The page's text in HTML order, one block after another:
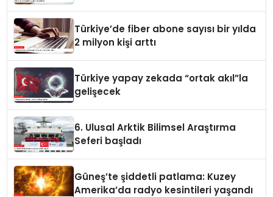
Türkiye’de fiber abone sayısı bir yılda
2 milyon kişi arttı
Türkiye yapay zekada “ortak akıl”la
gelişecek
6. Ulusal Arktik Bilimsel Araştırma
Seferi başladı
Güneş’te şiddetli patlama: Kuzey
Amerika’da radyo kesintileri yaşandı